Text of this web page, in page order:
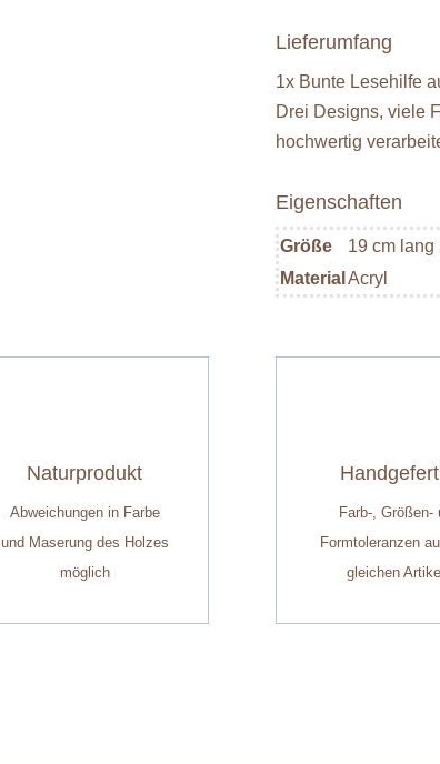
Lieferumfang
1x Bunte Lesehilfe
Drei Designs, viele
hochwertig
Eigenschaften
Größe
19 cm lang
Material Acryl
Naturprodukt
Abweichungen in Farbe
und Maserung des Holzes
möglich
Farb-, Größen-
Formtoleranzen
gleichen